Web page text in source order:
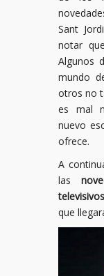
Sant
notar
Algunos
mundo
otros no
es mal
nuevo
ofrece.
A
las
que